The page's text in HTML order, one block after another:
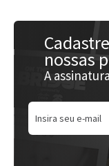
nossas
A